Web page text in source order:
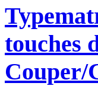
touches
Couper/